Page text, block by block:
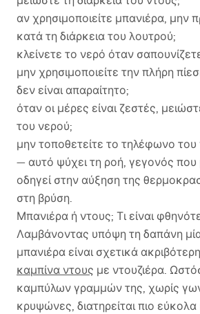
αν χρησιμοποιείτε μπανιέρα, μην
κατά τη διάρκεια του λουτρού;
κλείνετε το νερό όταν
μην χρησιμοποιείτε την πλήρη
δεν είναι απαραίτητο;
όταν οι μέρες είναι ζεστές,
του νερού;
μην τοποθετείτε το τηλέφωνο
— αυτό ψύχει τη ροή, γεγονός που
οδηγεί στην αύξηση της
στη βρύση.
Μπανιέρα ή ντους; Τι είναι
Λαμβάνοντας υπόψη τη δαπάνη
μπανιέρα είναι σχετικά
καμπίνα ντους με ντουζιέρα.
καμπύλων γραμμών της, χωρίς
κρυψώνες, διατηρείται πιο